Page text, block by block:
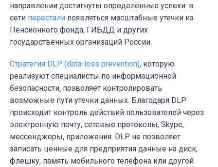
направлении достигнуты определённые успехи: в
сети перестали появляться масштабные утечки из
Пенсионного фонда, ГИБДД и других
государственных организаций России.
Стратегия DLP (data-loss prevention), которую
реализуют специалисты по информационной
безопасности, позволяет контролировать
возможные пути утечки данных. Благодаря DLP
происходит контроль действий пользователей через
электронную почту, сетевые протоколы, Skype,
мессенджеры, приложения. DLP не позволяет
записать ценные для предприятия данные на диск,
флешку, память мобильного телефона или другой